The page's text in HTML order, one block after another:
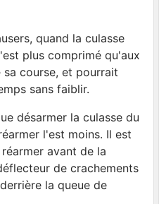
quand la culasse
plus comprimé qu'aux
course, et pourrait
sans faiblir.
désarmer la culasse du
l'est moins. Il est
avant de la
de crachements
la queue de